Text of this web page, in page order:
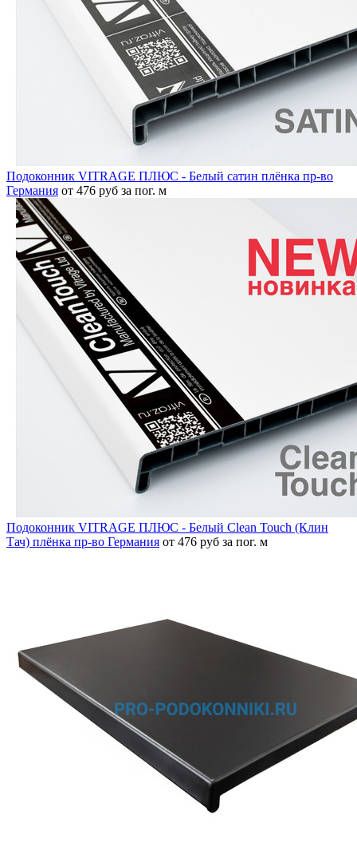
Подоконник VITRAGE ПЛЮС - Белый сатин плёнка пр-во
Германия от 476 руб за пог. м
Подоконник VITRAGE ПЛЮС - Белый Clean Touch (Клин
Тач) плёнка пр-во Германия от 476 руб за пог. м